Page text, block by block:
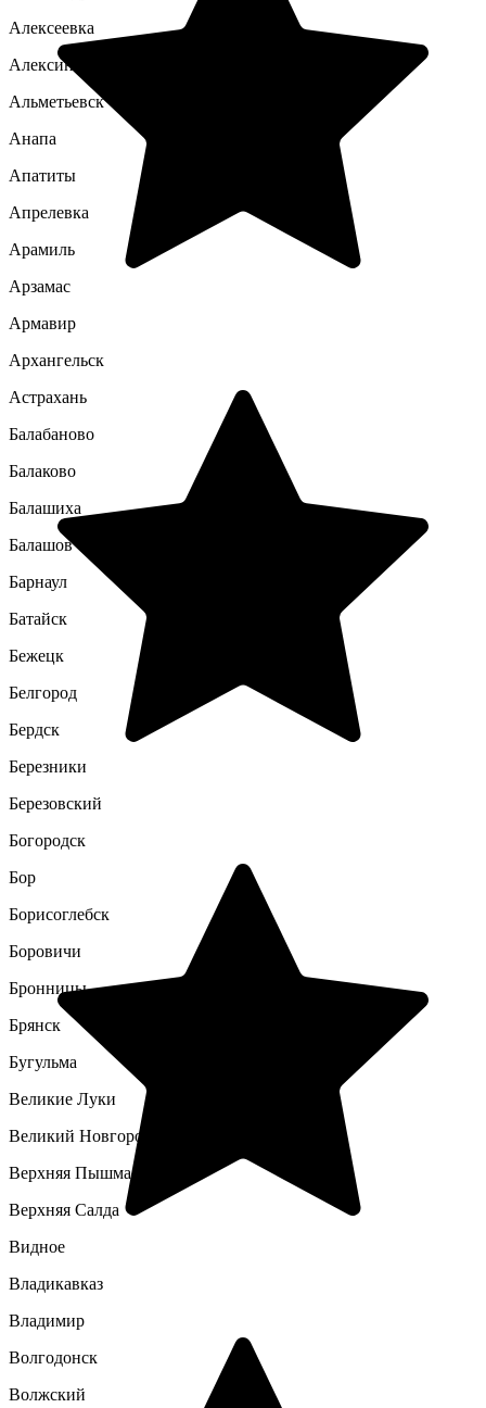
Алексеевка
Алексин
Альметьевск
Анапа
Апатиты
Апрелевка
Арамиль
Арзамас
Армавир
Архангельск
Астрахань
Балабаново
Балаково
Балашиха
Балашов
Барнаул
Батайск
Бежецк
Белгород
Бердск
Березники
Березовский
Богородск
Бор
Борисоглебск
Боровичи
Бронницы
Брянск
Бугульма
Великие Луки
Великий Новгород
Верхняя Пышма
Верхняя Салда
Видное
Владикавказ
Владимир
Волгодонск
Волжский